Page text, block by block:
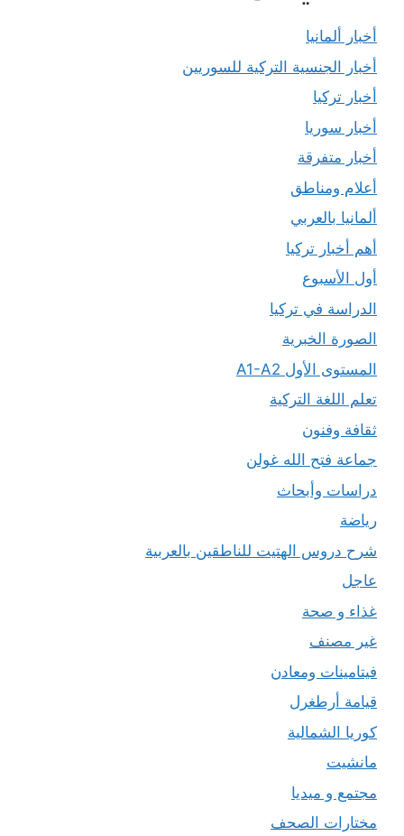
أخبار ألمانيا
أخبار الجنسية التركية للسوريين
أخبار تركيا
أخبار سوريا
أخبار متفرقة
أعلام ومناطق
ألمانيا بالعربي
أهم أخبار تركيا
أول الأسبوع
الدراسة في تركيا
الصورة الخبرية
المستوى الأول A1-A2
تعلم اللغة التركية
ثقافة وفنون
جماعة فتح الله غولن
دراسات وأبحاث
رياضة
شرح دروس الهتيت للناطقين بالعربية
عاجل
غذاء و صحة
غير مصنف
فيتامينات ومعادن
قيامة أرطغرل
كوريا الشمالية
مانشيت
مجتمع و ميديا
مختارات الصحف